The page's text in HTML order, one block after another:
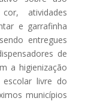
atividades
e garrafinha
entregues
de
a higienização
livre do
municípios